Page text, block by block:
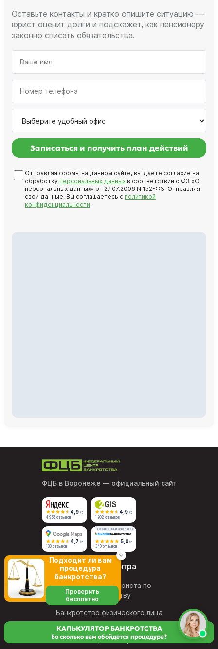
Оставьте контакты и кратко опишите ситуацию —
юрист оценит долги и подскажет, как пенсионеру
законно списать обязательства.
Записаться и получить план действий
Отправляя формы на данном сайте, вы даете согласие на
обработку персональных данных в соответствии с ФЗ «О
персональных данных» от 27.07.2006 N 152-ФЗ. Отправляя
свои данные, Вы соглашаетесь с политикой
конфиденциальности.
ФЦБ в Воронеже — официальный сайт
4,9 /5
4 956 отзывов
4,9 /5
1 902 отзывов
4,7 /5
180 отзывов
Независимый агрегатор
5,0/5
340 отзывов
Услуги центра
Консультация юриста по
банкротству
Банкротство физического лица
Внесудебное банкротство
через МФЦ
КАЛЬКУЛЯТОР БАНКРОТСТВА
Во сколько вам обойдется процедура?
Подходит ли вам
процедура
банкротства?
Проверить
бесплатно